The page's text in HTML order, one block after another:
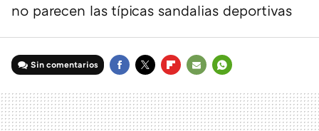
no parecen las típicas sandalias deportivas
Sin comentarios
MAIL